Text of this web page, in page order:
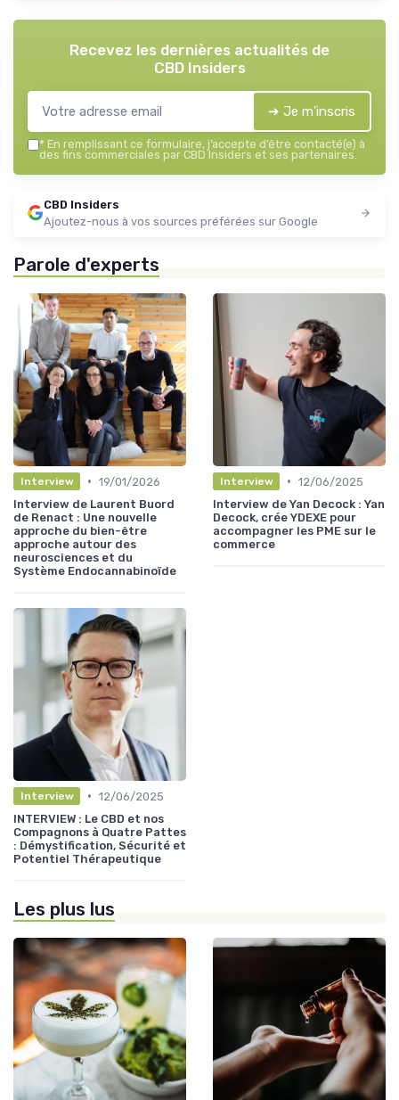
Recevez les dernières actualités de
CBD Insiders
➔ Je m'inscris
* En remplissant ce formulaire, j’accepte d’être contacté(e) à
des fins commerciales par CBD Insiders et ses partenaires.
CBD Insiders
Ajoutez-nous à vos sources préférées sur Google
Parole d'experts
Interview • 19/01/2026
Interview de Laurent Buord
de Renact : Une nouvelle
approche du bien-être
approche autour des
neurosciences et du
Système Endocannabinoïde
Interview • 12/06/2025
Interview de Yan Decock : Yan
Decock, crée YDEXE pour
accompagner les PME sur le
commerce
Interview • 12/06/2025
INTERVIEW : Le CBD et nos
Compagnons à Quatre Pattes
: Démystification, Sécurité et
Potentiel Thérapeutique
Les plus lus